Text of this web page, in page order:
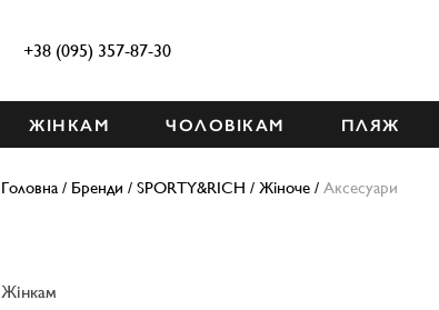
+38 (095) 357-87-30
ЖІНКАМ ЧОЛОВІКАМ ПЛЯЖ
Головна / Бренди / SPORTY&RICH / Жіноче / Аксесуари
Жінкам